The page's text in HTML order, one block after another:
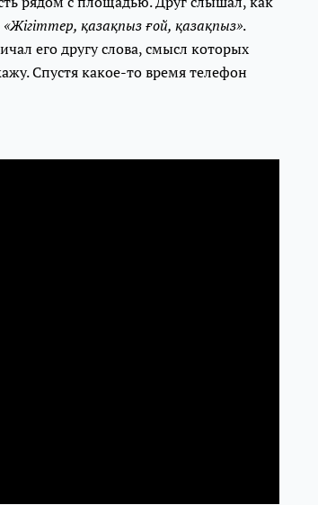
«Жігіттер, қазақпыз ғой, қазақпыз».
его другу слова, смысл которых
Спустя какое-то время телефон